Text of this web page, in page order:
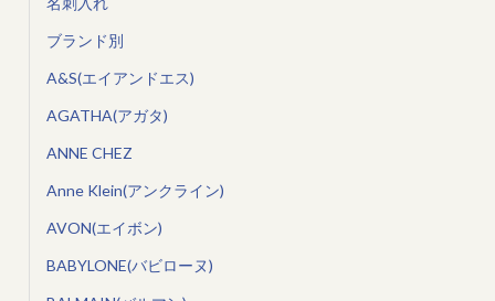
ブランド別
A&S(エイアンドエス)
AGATHA(アガタ)
ANNE CHEZ
Anne Klein(アンクライン)
AVON(エイボン)
BABYLONE(バビローヌ)